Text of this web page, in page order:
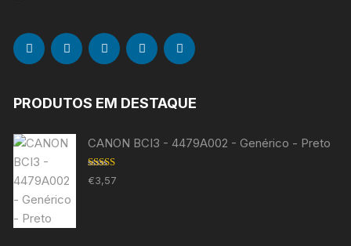
PRODUTOS EM DESTAQUE
CANON BCI3 - 4479A002 - Genérico - Preto
Avaliação
5.00de 5
€3,57